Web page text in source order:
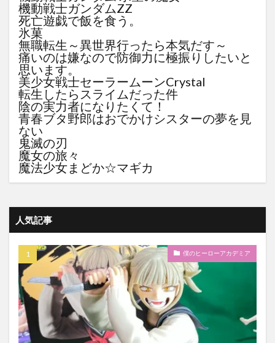
機動戦士ガンダムZZ
死亡遊戯で飯を食う。
氷菓
無職転生～異世界行ったら本気だす～
痛いのは嫌なので防御力に極振りしたいと
思います。
美少女戦士セーラームーンCrystal
転生したらスライムだった件
陰の実力者になりたくて！
青春ブタ野郎はおでかけシスターの夢を見
ない
鬼滅の刃
魔女の旅々
魔法少女まどか☆マギカ
人気記事
僕のヒーローアカデミア